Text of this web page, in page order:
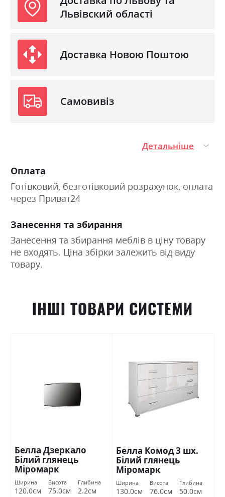
Львівский області
Доставка Новою Поштою
Самовивіз
Детальніше
Оплата
Готівковий, безготівковий розрахунок, оплата
через Приват24
Занесення та збирання
Занесення та збирання меблів в ціну товару
не входять. Ціна збірки залежить від виду
товару.
ІНШІ ТОВАРИ СИСТЕМИ
Белла Дзеркало
Білий глянець
Міромарк
Ширина
120.0см
Висота
75.0см
Глибина
2.2см
Белла Комод 3 шх.
Білий глянець
Міромарк
Ширина
130.0см
Висота
76.0см
Глибина
50.0см